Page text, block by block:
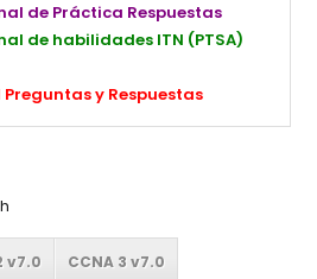
de Práctica Respuestas
de habilidades ITN (PTSA)
Preguntas y Respuestas
v7.0 CCNA 3 v7.0